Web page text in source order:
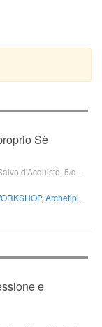
Sè
d'Acquisto, 5/d -
,Archetipi,
e